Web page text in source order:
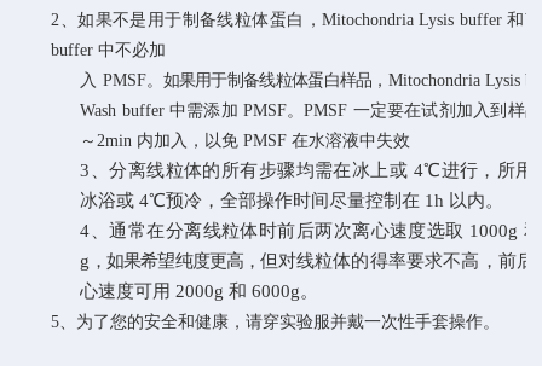
2、如果不是用于制备线粒体蛋白，Mitochondria Lysis buffer 和
buffer 中不必加
入 PMSF。如果用于制备线粒体蛋白样品， Mitochondria Lysis
Wash buffer 中需添加 PMSF。PMSF 一定要在试剂加入到样
～2min 内加入，以免 PMSF在水溶液中失效
3、分离线粒体的所有步骤均需在冰上或 4℃进行，所用
冰浴或 4℃预冷，全部操作时间尽量控制在 1h 以内。
4 、通常在分离线粒体时前后两次离心速度选取 1000g
g，如果希望纯度更高，但对线粒体的得率要求不高，前后
心速度可用 2000g 和6000g。
5、为了您的安全和健康，请穿实验服并戴一次性手套操作。